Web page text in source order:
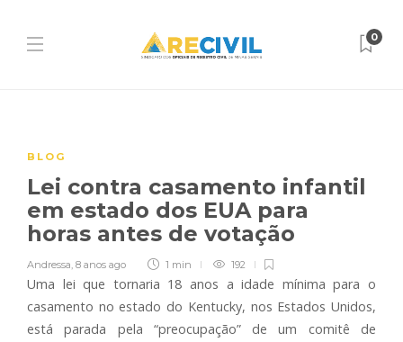
0
BLOG
Lei contra casamento infantil
em estado dos EUA para
horas antes de votação
Andressa, 8 anos ago 1 min 192
Uma lei que tornaria 18 anos a idade mínima para o
casamento no estado do Kentucky, nos Estados Unidos,
está parada pela “preocupação” de um comitê de